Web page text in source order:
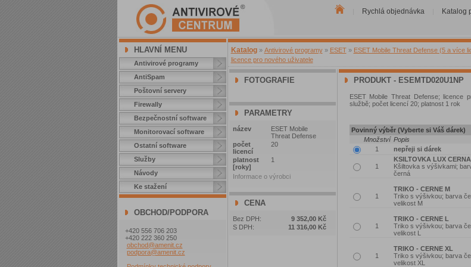
Rychlá objednávka Katalog
HLAVNÍ MENU
Antivirové programy
AntiSpam
Poštovní servery
Firewally
Bezpečnostní software
Monitorovací software
Ostatní software
Služby
Návody
Ke stažení
OBCHOD/PODPORA
+420 556 706 203
+420 222 360 250
obchod@amenit.cz
podpora@amenit.cz
Katalog » Antivirové programy » ESET » ESET Mobile Threat Defense (5 a více
licence pro nového uživatele
FOTOGRAFIE
PARAMETRY
název
ESET Mobile
Threat Defense
počet
licencí
20
platnost
[roky]
1
Informace o výrobci
CENA
Bez DPH:
9 352,00 Kč
S DPH:
11 316,00 Kč
PRODUKT - ESEMTD020U1NP
ESET Mobile Threat Defense; licence
službě; počet licencí 20; platnost 1 rok
Povinný výběr (Vyberte si Váš dárek)
Množství Popis
nepřeji si dárek
KSILTOVKA LUX CERNA
Kšiltovka s výšivkami;
černá
TRIKO - CERNE M
Triko s výšivkou; barva
velikost M
TRIKO - CERNE L
Triko s výšivkou; barva
velikost L
TRIKO - CERNE XL
Triko s výšivkou; barva
velikost XL